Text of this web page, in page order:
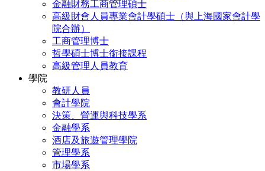
金融財務工商管理碩士
高級財會人員專業會計學碩士（與上海國家會計學
院合辦）
工商管理博士
哲學碩士博士銜接課程
高級管理人員教育
學院
教研人員
會計學院
決策、營運與科技學系
金融學系
酒店及旅遊管理學院
管理學系
市場學系